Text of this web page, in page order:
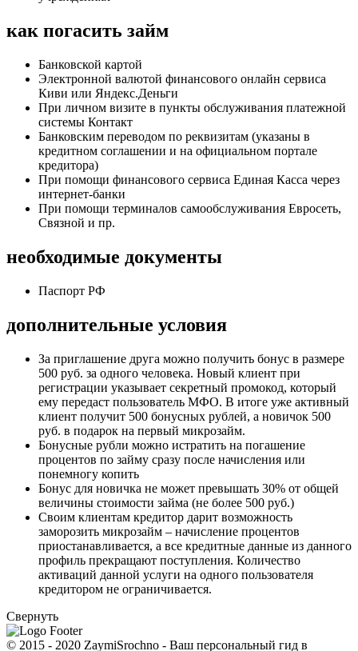
как погасить займ
Банковской картой
Электронной валютой финансового онлайн сервиса
Киви или Яндекс.Деньги
При личном визите в пункты обслуживания платежной
системы Контакт
Банковским переводом по реквизитам (указаны в
кредитном соглашении и на официальном портале
кредитора)
При помощи финансового сервиса Единая Касса через
интернет-банки
При помощи терминалов самообслуживания Евросеть,
Связной и пр.
необходимые документы
Паспорт РФ
дополнительные условия
За приглашение друга можно получить бонус в размере
500 руб. за одного человека. Новый клиент при
регистрации указывает секретный промокод, который
ему передаст пользователь МФО. В итоге уже активный
клиент получит 500 бонусных рублей, а новичок 500
руб. в подарок на первый микрозайм.
Бонусные рубли можно истратить на погашение
процентов по займу сразу после начисления или
понемногу копить
Бонус для новичка не может превышать 30% от общей
величины стоимости займа (не более 500 руб.)
Своим клиентам кредитор дарит возможность
заморозить микрозайм – начисление процентов
приостанавливается, а все кредитные данные из данного
профиль прекращают поступления. Количество
активаций данной услуги на одного пользователя
кредитором не ограничивается.
Свернуть
© 2015 - 2020 ZaymiSrochno - Ваш персональный гид в